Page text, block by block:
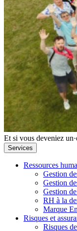
Et si vous deveniez
Services
Ressources
Gestion
Gestion
Gestion
RH à la
Marque
Risques et
Risques